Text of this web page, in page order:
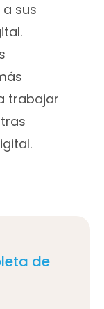
sus
trabajar
de